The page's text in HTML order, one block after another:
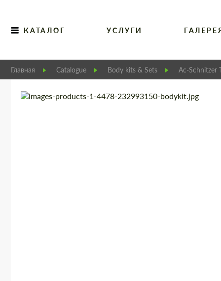
КАТАЛОГ УСЛУГИ
Главная Catalogue Body kits & Sets Ac-Schnitzer